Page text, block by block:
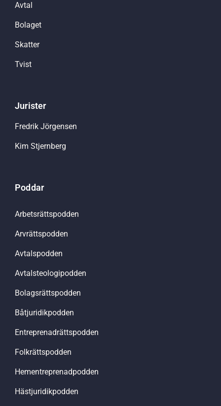
Avtal
Bolaget
Skatter
Tvist
Jurister
Fredrik Jörgensen
Kim Stjernberg
Poddar
Arbetsrättspodden
Arvrättspodden
Avtalspodden
Avtalsteologipodden
Bolagsrättspodden
Båtjuridikpodden
Entreprenadrättspodden
Folkrättspodden
Hementreprenadpodden
Hästjuridikpodden